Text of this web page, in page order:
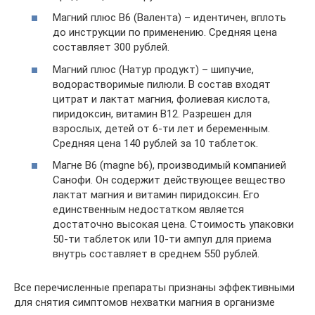
Магний плюс B6 (Валента) – идентичен, вплоть
до инструкции по применению. Средняя цена
составляет 300 рублей.
Магний плюс (Натур продукт) – шипучие,
водорастворимые пилюли. В состав входят
цитрат и лактат магния, фолиевая кислота,
пиридоксин, витамин B12. Разрешен для
взрослых, детей от 6-ти лет и беременным.
Средняя цена 140 рублей за 10 таблеток.
Магне B6 (magne b6), производимый компанией
Санофи. Он содержит действующее вещество
лактат магния и витамин пиридоксин. Его
единственным недостатком является
достаточно высокая цена. Стоимость упаковки
50-ти таблеток или 10-ти ампул для приема
внутрь составляет в среднем 550 рублей.
Все перечисленные препараты признаны эффективными
для снятия симптомов нехватки магния в организме